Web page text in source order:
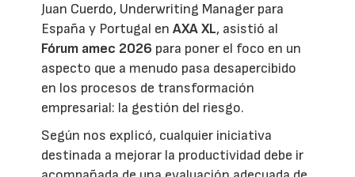
Juan Cuerdo, Underwriting Manager para
España y Portugal enAXA XL, asistió al
Fórum amec 2026 para poner el foco en un
aspecto que a menudo pasa desapercibido
en los procesos de transformación
empresarial: la gestión del riesgo.
Según nos explicó, cualquier iniciativa
destinada a mejorar la productividad debe ir